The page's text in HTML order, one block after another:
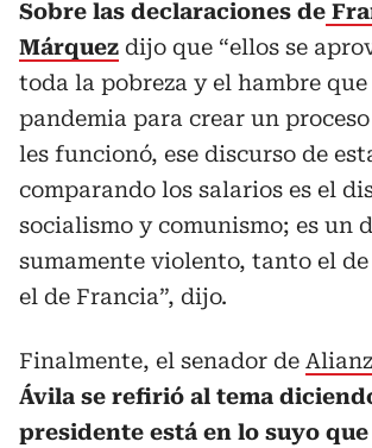
Sobre las declaraciones de
Márquez dijo que “ellos se
toda la pobreza y el hambre que
pandemia para crear un
les funcionó, ese discurso de
comparando los salarios es el
socialismo y comunismo; es un
sumamente violento, tanto el
el de Francia”, dijo.
Finalmente, el senador de
Ávila se refirió al tema
presidente está en lo suyo